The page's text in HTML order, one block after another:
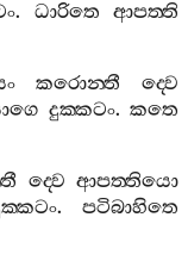
. ධාරිතෙ
ආපත‍්ති
කරොන‍්තී
ද‍්වෙ
දුක‍්කටං.කතෙ
ද‍්වෙ ආපත‍්තියො
.පටිබාහිතෙ